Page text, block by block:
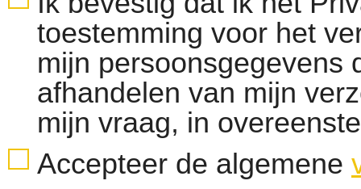
toestemming voor het
mijn persoonsgegevens
afhandelen van mijn
mijn vraag, in
Accepteer de algemene